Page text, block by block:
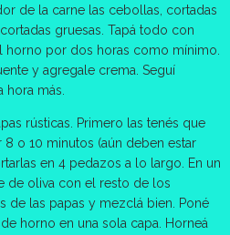
de la carne las cebollas, cortadas
gruesas. Tapá todo con
horno por dos horas como mínimo.
y agregale crema. Seguí
hora más.
rústicas. Primero las tenés que
o 10 minutos (aún deben estar
en 4 pedazos a lo largo. En un
de oliva con el resto de los
de las papas y mezclá bien. Poné
horno en una sola capa. Horneá